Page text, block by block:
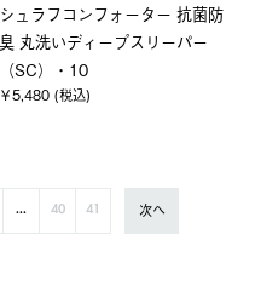
シュラフコンフォーター 抗菌防
臭 丸洗いディープスリーパー
（SC）・10
￥5,480 (税込)
... 40 41 次へ